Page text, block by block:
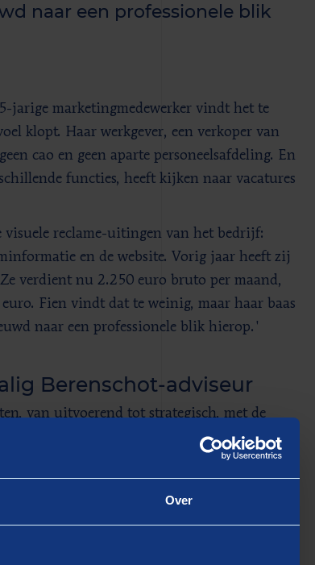
Over
naar een professionele blik
jarige marketingmedewerker vindt het te
klopt. Haar werkgever, een verkoper van
cao en geen aparte personeelsafdeling. En
functies, heeft kijken naar vacatures
reclame-uitingen van het bedrijf:
en de website. Vorig jaar heeft zij
verdient nu 2.250 euro bruto per maand,
Fien vindt dat te weinig, maar haar baas
naar een professionele blik hierop.'
Berenschot-adviseur
van uitvoerend tot strategisch, met de
ik op dat jouw werkzaamheden met
marketingmedewerker met dit
zijn er altijd uitschieters, maar als ik
andere retailbedrijven, dan zitten die ook
van de organisatie. Je